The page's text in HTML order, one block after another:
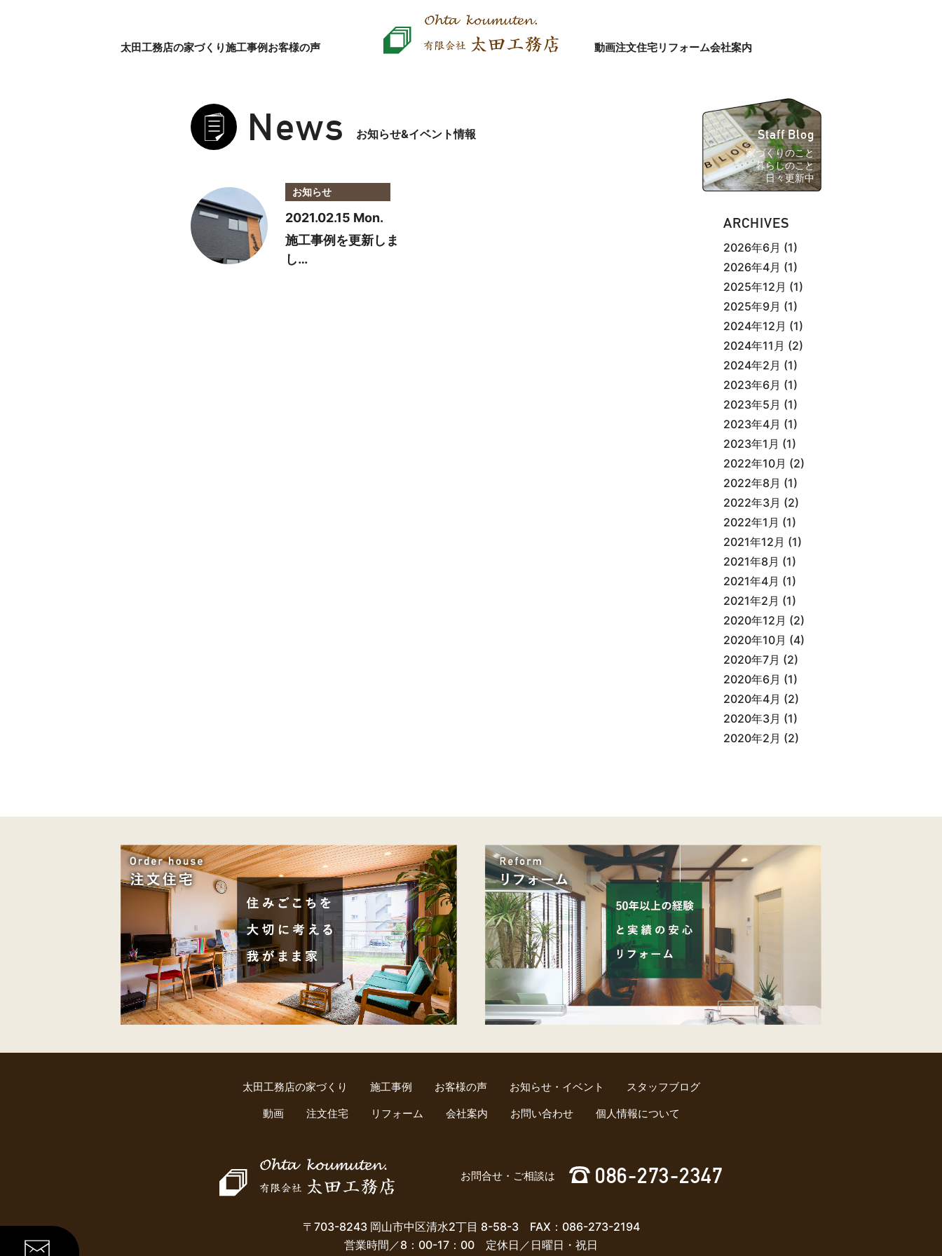
太田工務店の家づくり施工事例お客様の声 動画注文住宅リフォーム会社案内
News お知らせ&イベント情報
お知らせ
2021.02.15 Mon.
施工事例を更新しま
し…
Staff Blog
家づくりのこと
暮らしのこと
日々更新中
ARCHIVES
2026年6月 (1)
2026年4月 (1)
2025年12月 (1)
2025年9月 (1)
2024年12月 (1)
2024年11月 (2)
2024年2月 (1)
2023年6月 (1)
2023年5月 (1)
2023年4月 (1)
2023年1月 (1)
2022年10月 (2)
2022年8月 (1)
2022年3月 (2)
2022年1月 (1)
2021年12月 (1)
2021年8月 (1)
2021年4月 (1)
2021年2月 (1)
2020年12月 (2)
2020年10月 (4)
2020年7月 (2)
2020年6月 (1)
2020年4月 (2)
2020年3月 (1)
2020年2月 (2)
太田工務店の家づくり 施工事例 お客様の声 お知らせ・イベント
スタッフブログ
動画
注文住宅 リフォーム 会社案内 お問い合わせ 個人情報について
お問合せ・ご相談は 086-273-2347
〒703-8243 岡山市中区清水2丁目 8-58-3 FAX：086-273-2194
営業時間／8：00-17：00 定休日／日曜日・祝日